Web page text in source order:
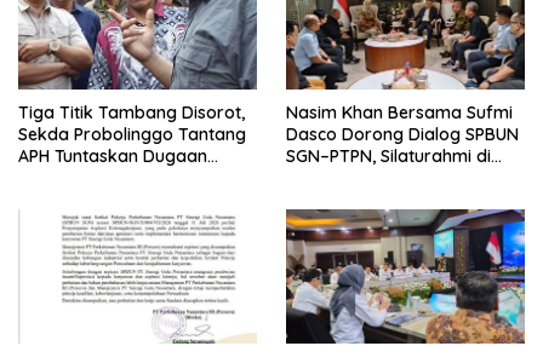
Tiga Titik Tambang Disorot,
Sekda Probolinggo Tantang
APH Tuntaskan Dugaan
Nasim Khan Bersama Sufmi
Dasco Dorong Dialog SPBUN
SGN–PTPN, Silaturahmi di